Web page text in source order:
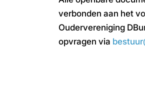
verbonden aan het
Oudervereniging
opvragen via